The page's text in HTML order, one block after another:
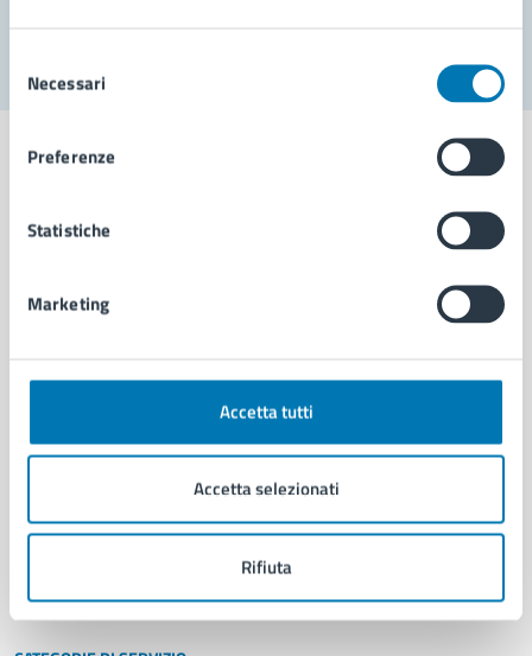
delNecessari
Preferenze
Statistiche
Marketing
Accetta tutti
Accetta selezionati
Rifiuta
Comune di Napoli
AMMINISTRAZIONE
Organi di governo
Enti e fondazioni
Personale amministrativo
Intranet, posta aziendale e protocollo